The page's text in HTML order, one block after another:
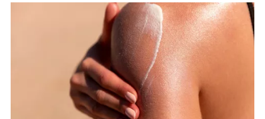
w 2024 roku – to nadal wielu Brytyjczyków ...